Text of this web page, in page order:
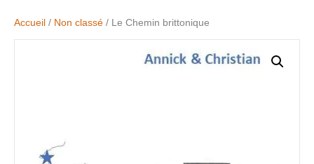
Accueil / Non classé / Le Chemin brittonique